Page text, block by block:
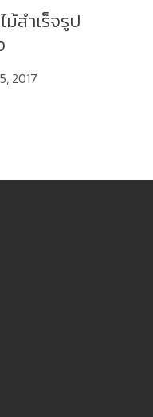
สำเร็จรูป
2017